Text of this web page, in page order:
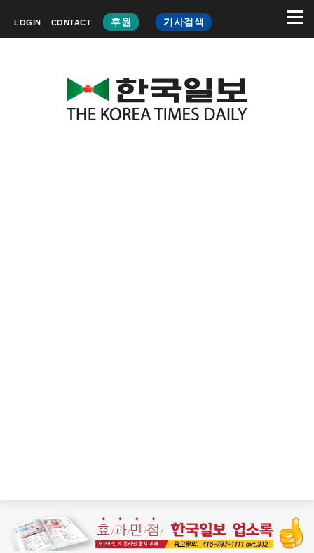
LOGIN CONTACT 후원 기사검색